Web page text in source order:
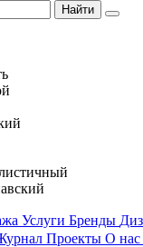
Найти
Услуги Бренды
Проекты О нас